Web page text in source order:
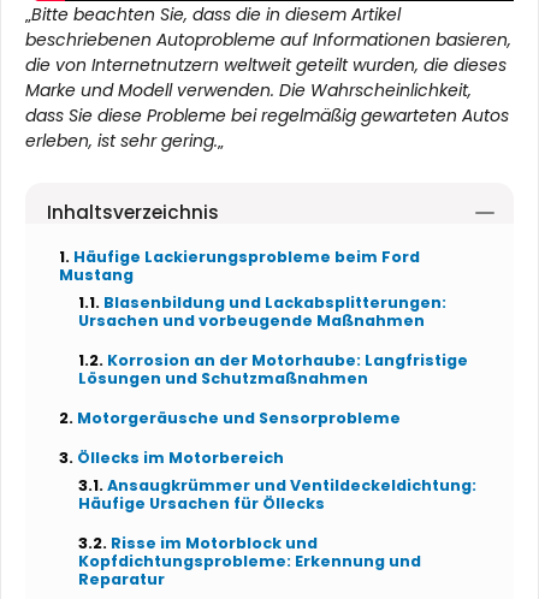
„Bitte beachten Sie, dass die in diesem Artikel
beschriebenen Autoprobleme auf Informationen basieren,
die von Internetnutzern weltweit geteilt wurden, die dieses
Marke und Modell verwenden. Die Wahrscheinlichkeit,
dass Sie diese Probleme bei regelmäßig gewarteten Autos
erleben, ist sehr gering.„
Inhaltsverzeichnis
Häufige Lackierungsprobleme beim Ford
Mustang
Blasenbildung und Lackabsplitterungen:
Ursachen und vorbeugende Maßnahmen
Korrosion an der Motorhaube: Langfristige
Lösungen und Schutzmaßnahmen
Motorgeräusche und Sensorprobleme
Öllecks im Motorbereich
Ansaugkrümmer und Ventildeckeldichtung:
Häufige Ursachen für Öllecks
Risse im Motorblock und
Kopfdichtungsprobleme: Erkennung und
Reparatur